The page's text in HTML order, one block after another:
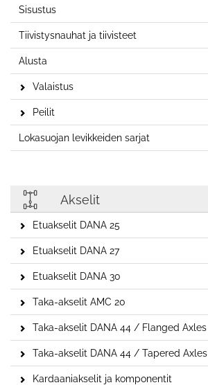
Sisustus
Tiivistysnauhat ja tiivisteet
Alusta
Valaistus
Peilit
Lokasuojan levikkeiden sarjat
Akselit
Etuakselit DANA 25
Etuakselit DANA 27
Etuakselit DANA 30
Taka-akselit AMC 20
Taka-akselit DANA 44 / Flanged Axles
Taka-akselit DANA 44 / Tapered Axles
Kardaaniakselit ja komponentit